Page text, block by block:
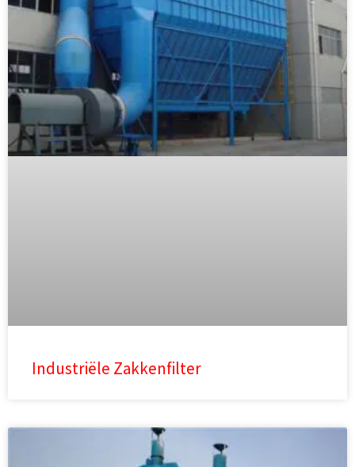
Industriële Zakkenfilter